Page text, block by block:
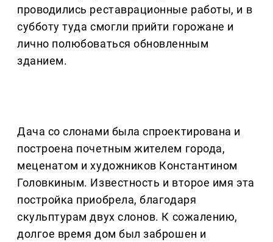
проводились реставрационные работы, и в
субботу туда смогли прийти горожане и
лично полюбоваться обновленным
зданием.
Дача со слонами была спроектирована и
построена почетным жителем города,
меценатом и художников Константином
Головкиным. Известность и второе имя эта
постройка приобрела, благодаря
скульптурам двух слонов. К сожалению,
долгое время дом был заброшен и